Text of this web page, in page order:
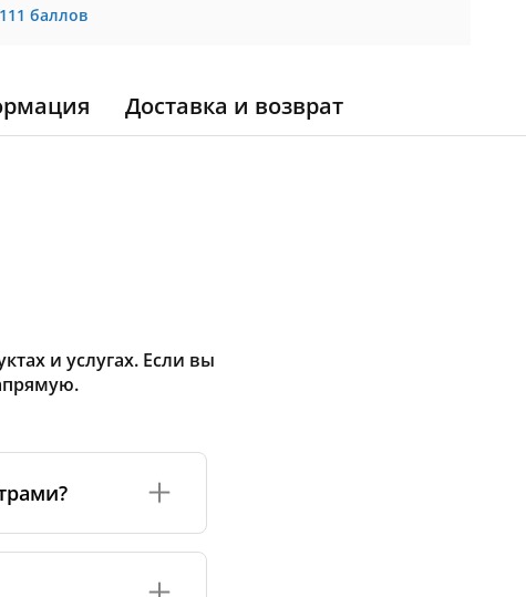
111 баллов
Доставка и возврат
и услугах. Если вы
соответствуют